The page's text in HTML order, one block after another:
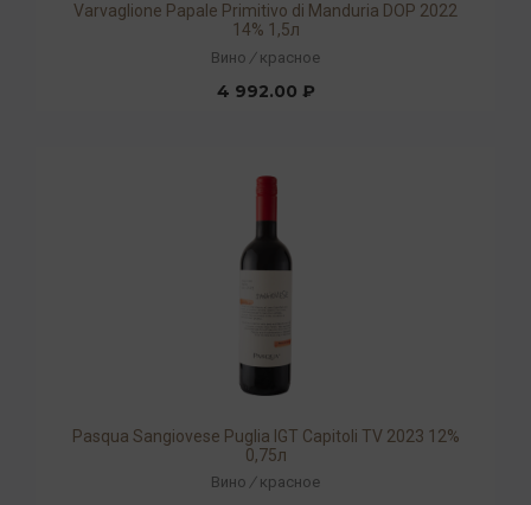
Varvaglione Papale Primitivo di Manduria DOP 2022
14% 1,5л
Вино / красное
4 992.00 ₽
Pasqua Sangiovese Puglia IGT Capitoli TV 2023 12%
0,75л
Вино / красное